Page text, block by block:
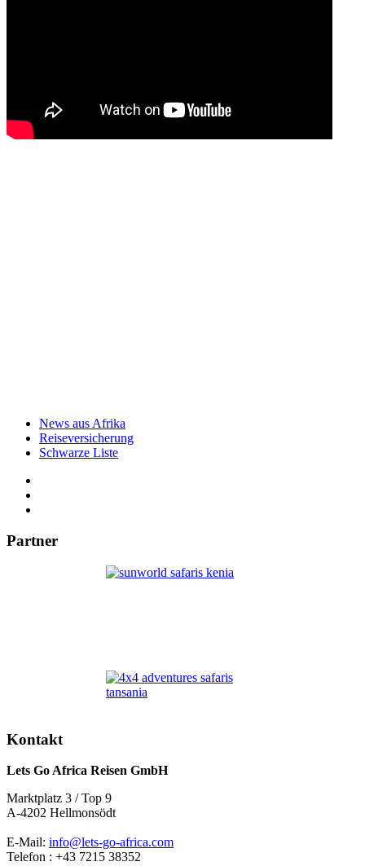
News aus Afrika
Reiseversicherung
Schwarze Liste
Partner
Kontakt
Lets Go Africa Reisen GmbH
Marktplatz 3 / Top 9
A-4202 Hellmonsödt
E-Mail: info@lets-go-africa.com
Telefon : +43 7215 38352